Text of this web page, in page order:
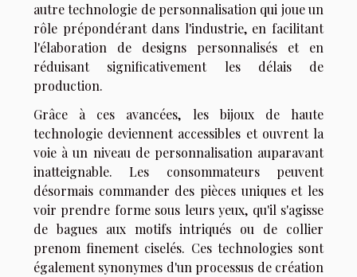
autre technologie de personnalisation qui joue un
rôle prépondérant dans l'industrie, en facilitant
l'élaboration de designs personnalisés et en
réduisant significativement les délais de
production.
Grâce à ces avancées, les bijoux de haute
technologie deviennent accessibles et ouvrent la
voie à un niveau de personnalisation auparavant
inatteignable. Les consommateurs peuvent
désormais commander des pièces uniques et les
voir prendre forme sous leurs yeux, qu'il s'agisse
de bagues aux motifs intriqués ou de collier
prenom finement ciselés. Ces technologies sont
également synonymes d'un processus de création